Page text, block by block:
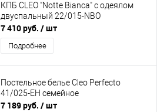
КПБ CLEO "Notte Bianca" с одеялом
двуспальный 22/015-NBO
7 410 руб. / шт
Подробнее
Постельное белье Cleo Perfecto
41/025-EH семейное
7 189 руб. / шт